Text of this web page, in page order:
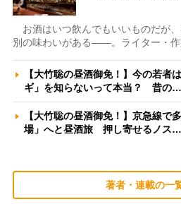
お酒はいつ飲んでもいいものだが
別の味わいがある――。ライター・
【大竹聡の昼酒御免！】今の若者
ギ」を知らないって本当？ 昔の…
【大竹聡の昼酒御免！】京急線で
場」へと昼酒旅 押し寄せるノス…
著者・連載の一